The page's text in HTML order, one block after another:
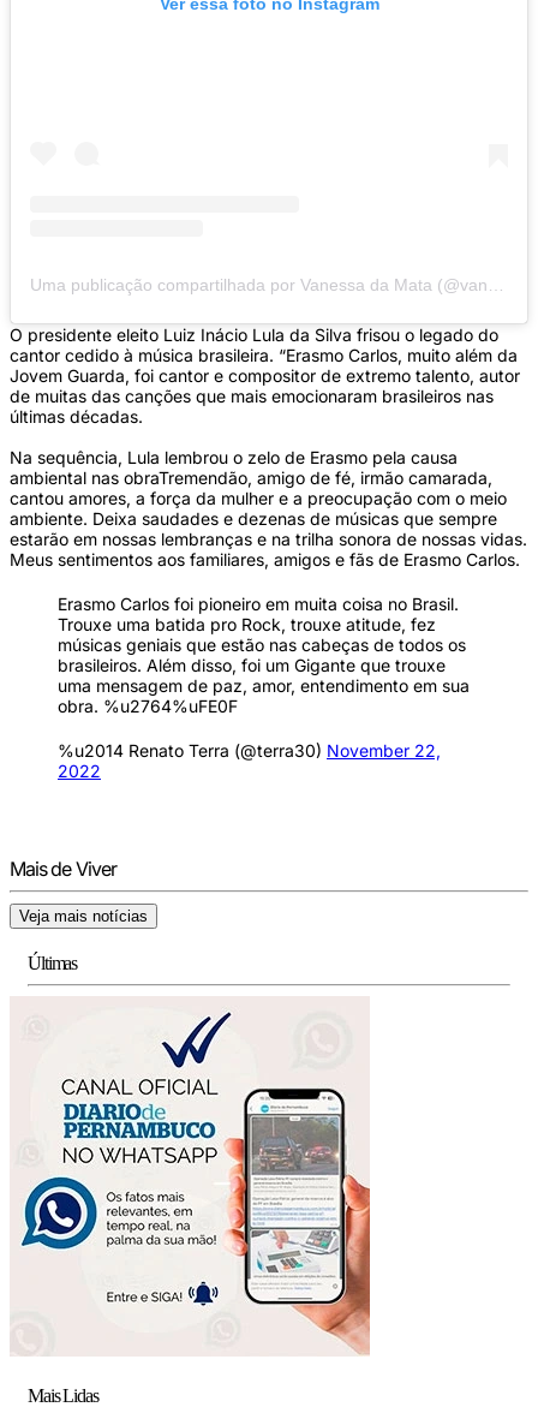
O presidente eleito Luiz Inácio Lula da Silva frisou o legado do
cantor cedido à música brasileira. “Erasmo Carlos, muito além da
Jovem Guarda, foi cantor e compositor de extremo talento, autor
de muitas das canções que mais emocionaram brasileiros nas
últimas décadas.
Na sequência, Lula lembrou o zelo de Erasmo pela causa
ambiental nas obraTremendão, amigo de fé, irmão camarada,
cantou amores, a força da mulher e a preocupação com o meio
ambiente. Deixa saudades e dezenas de músicas que sempre
estarão em nossas lembranças e na trilha sonora de nossas vidas.
Meus sentimentos aos familiares, amigos e fãs de Erasmo Carlos.
Erasmo Carlos foi pioneiro em muita coisa no Brasil.
Trouxe uma batida pro Rock, trouxe atitude, fez
músicas geniais que estão nas cabeças de todos os
brasileiros. Além disso, foi um Gigante que trouxe
uma mensagem de paz, amor, entendimento em sua
obra. %u2764%uFE0F
%u2014 Renato Terra (@terra30) November 22,
2022
Mais de Viver
Veja mais notícias
Últimas
Mais Lidas